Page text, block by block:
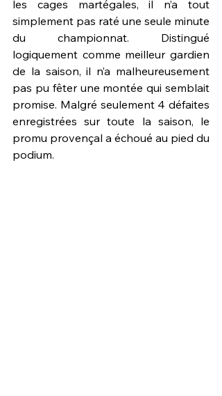
les cages martégales, il n’a tout
simplement pas raté une seule minute
du championnat. Distingué
logiquement comme meilleur gardien
de la saison, il n’a malheureusement
pas pu fêter une montée qui semblait
promise. Malgré seulement 4 défaites
enregistrées sur toute la saison, le
promu provençal a échoué au pied du
podium.